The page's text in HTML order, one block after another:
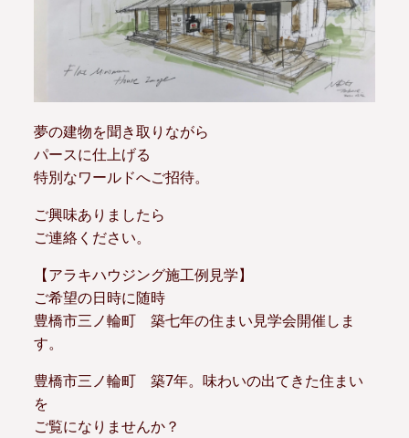
夢の建物を聞き取りながら
パースに仕上げる
特別なワールドへご招待。
ご興味ありましたら
ご連絡ください。
【アラキハウジング施工例見学】
ご希望の日時に随時
豊橋市三ノ輪町 築七年の住まい見学会開催しま
す。
豊橋市三ノ輪町 築7年。味わいの出てきた住まい
を
ご覧になりませんか？